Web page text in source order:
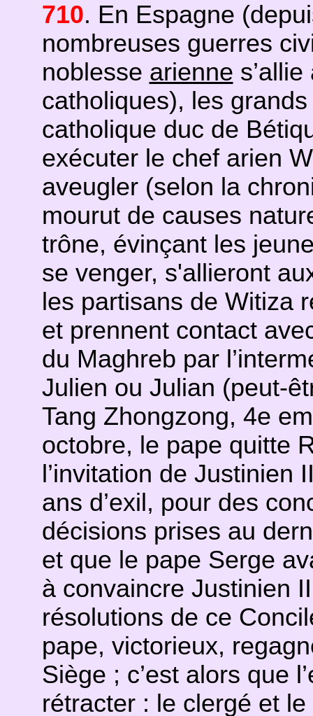
710. En Espagne
nombreuses guerres
noblesse arienne
catholiques), les
catholique duc de
exécuter le chef arien
aveugler (selon la
mourut de causes
trône, évinçant les
se venger, s'allieront
les partisans de Witiza
et prennent contact
du Maghreb par
Julien ou Julian (peut-
Tang Zhongzong, 4e
octobre, le pape quitte
l’invitation de
ans d’exil, pour des
décisions prises au
et que le pape Serge
à convaincre Justinien
résolutions de ce
pape, victorieux,
Siège ; c’est alors que
rétracter : le clergé et